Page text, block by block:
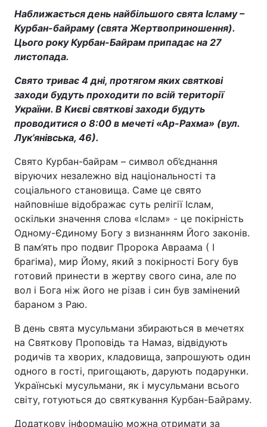
Наближається день найбільшого свята Ісламу –
Курбан-байраму (свята Жертвоприношення).
Цього року Курбан-Байрам припадає на 27
листопада.
Свято триває 4 дні, протягом яких святкові
заходи будуть проходити по всій території
України. В Києві святкові заходи будуть
проводитися о 8:00 в мечеті «Ар-Рахма» (вул.
Лук’янівська, 46).
Свято Курбан-байрам – символ об’єднання
віруючих незалежно від національності та
соціального становища. Саме це свято
найповніше відображає суть релігії Іслам,
оскільки значення слова «Іслам» - це покірність
Одному-Єдиному Богу з визнанням Його законів.
В пам’ять про подвиг Пророка Авраама ( І
брагіма), мир Йому, який з покірності Богу був
готовий принести в жертву свого сина, але по
вол і Бога ніж його не різав і син був замінений
бараном з Раю.
В день свята мусульмани збираються в мечетях
на Святкову Проповідь та Намаз, відвідують
родичів та хворих, кладовища, запрошують один
одного в гості, пригощають, дарують подарунки.
Українські мусульмани, як і мусульмани всього
світу, готуються до святкування Курбан-Байраму.
Додаткову інформацію можна отримати за